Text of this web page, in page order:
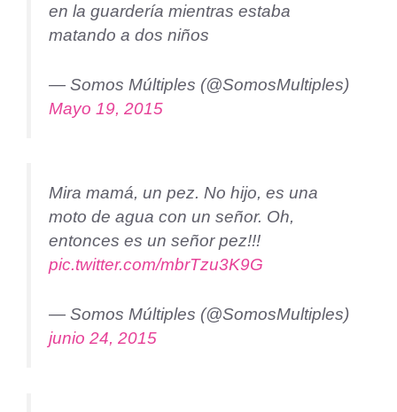
en la guardería mientras estaba
matando a dos niños
— Somos Múltiples (@SomosMultiples)
Mayo 19, 2015
Mira mamá, un pez. No hijo, es una
moto de agua con un señor. Oh,
entonces es un señor pez!!!
pic.twitter.com/mbrTzu3K9G
— Somos Múltiples (@SomosMultiples)
junio 24, 2015